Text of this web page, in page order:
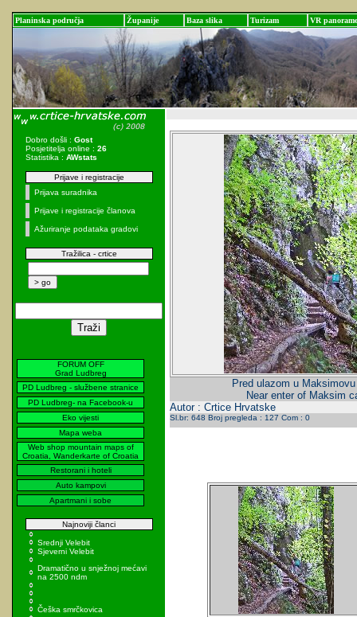
Planinska područja Županije Baza slika Turizam VR panorame
Dobro došli : Gost
Posjetitelja online : 26
Statistika : AWstats
Prijave i registracije
Prijava suradnika
Prijave i registracije članova
Ažuriranje podataka gradovi
Tražilica - crtice
FORUM OFF
Grad Ludbreg
PD Ludbreg - službene stranice
PD Ludbreg- na Facebook-u
Eko vijesti
Mapa weba
Web shop mountain maps of
Croatia, Wanderkarte of Croatia
Restorani i hoteli
Auto kampovi
Apartmani i sobe
Najnoviji članci
Srednji Velebit
Sjeverni Velebit
Dramatično u snježnoj mećavi
na 2500 ndm
Češka smrčkovica
Pred ulazom u
Near enter of Maksim
Autor : Crtice Hrvatske
Sl.br: 648 Broj pregleda : 127 Com : 0